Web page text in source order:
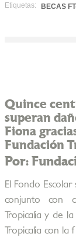
Etiquetas:
BECAS
Quince
superan
Fiona
Fundación
Por:
El Fondo
conjunto con
Tropicalia y de la
Tropicalia con la